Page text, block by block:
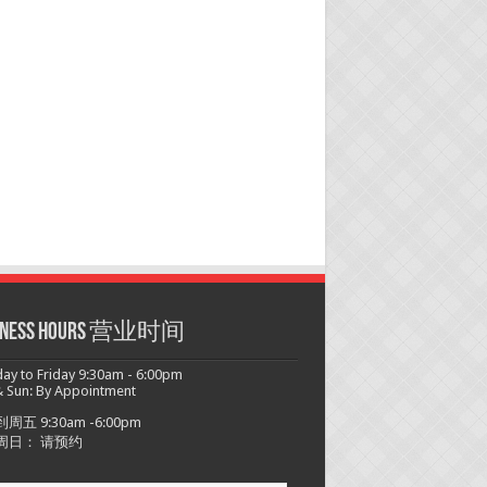
hours 营业时间
to Friday 9:30am - 6:00pm
Sun: By Appointment
周五 9:30am -6:00pm
日： 请预约